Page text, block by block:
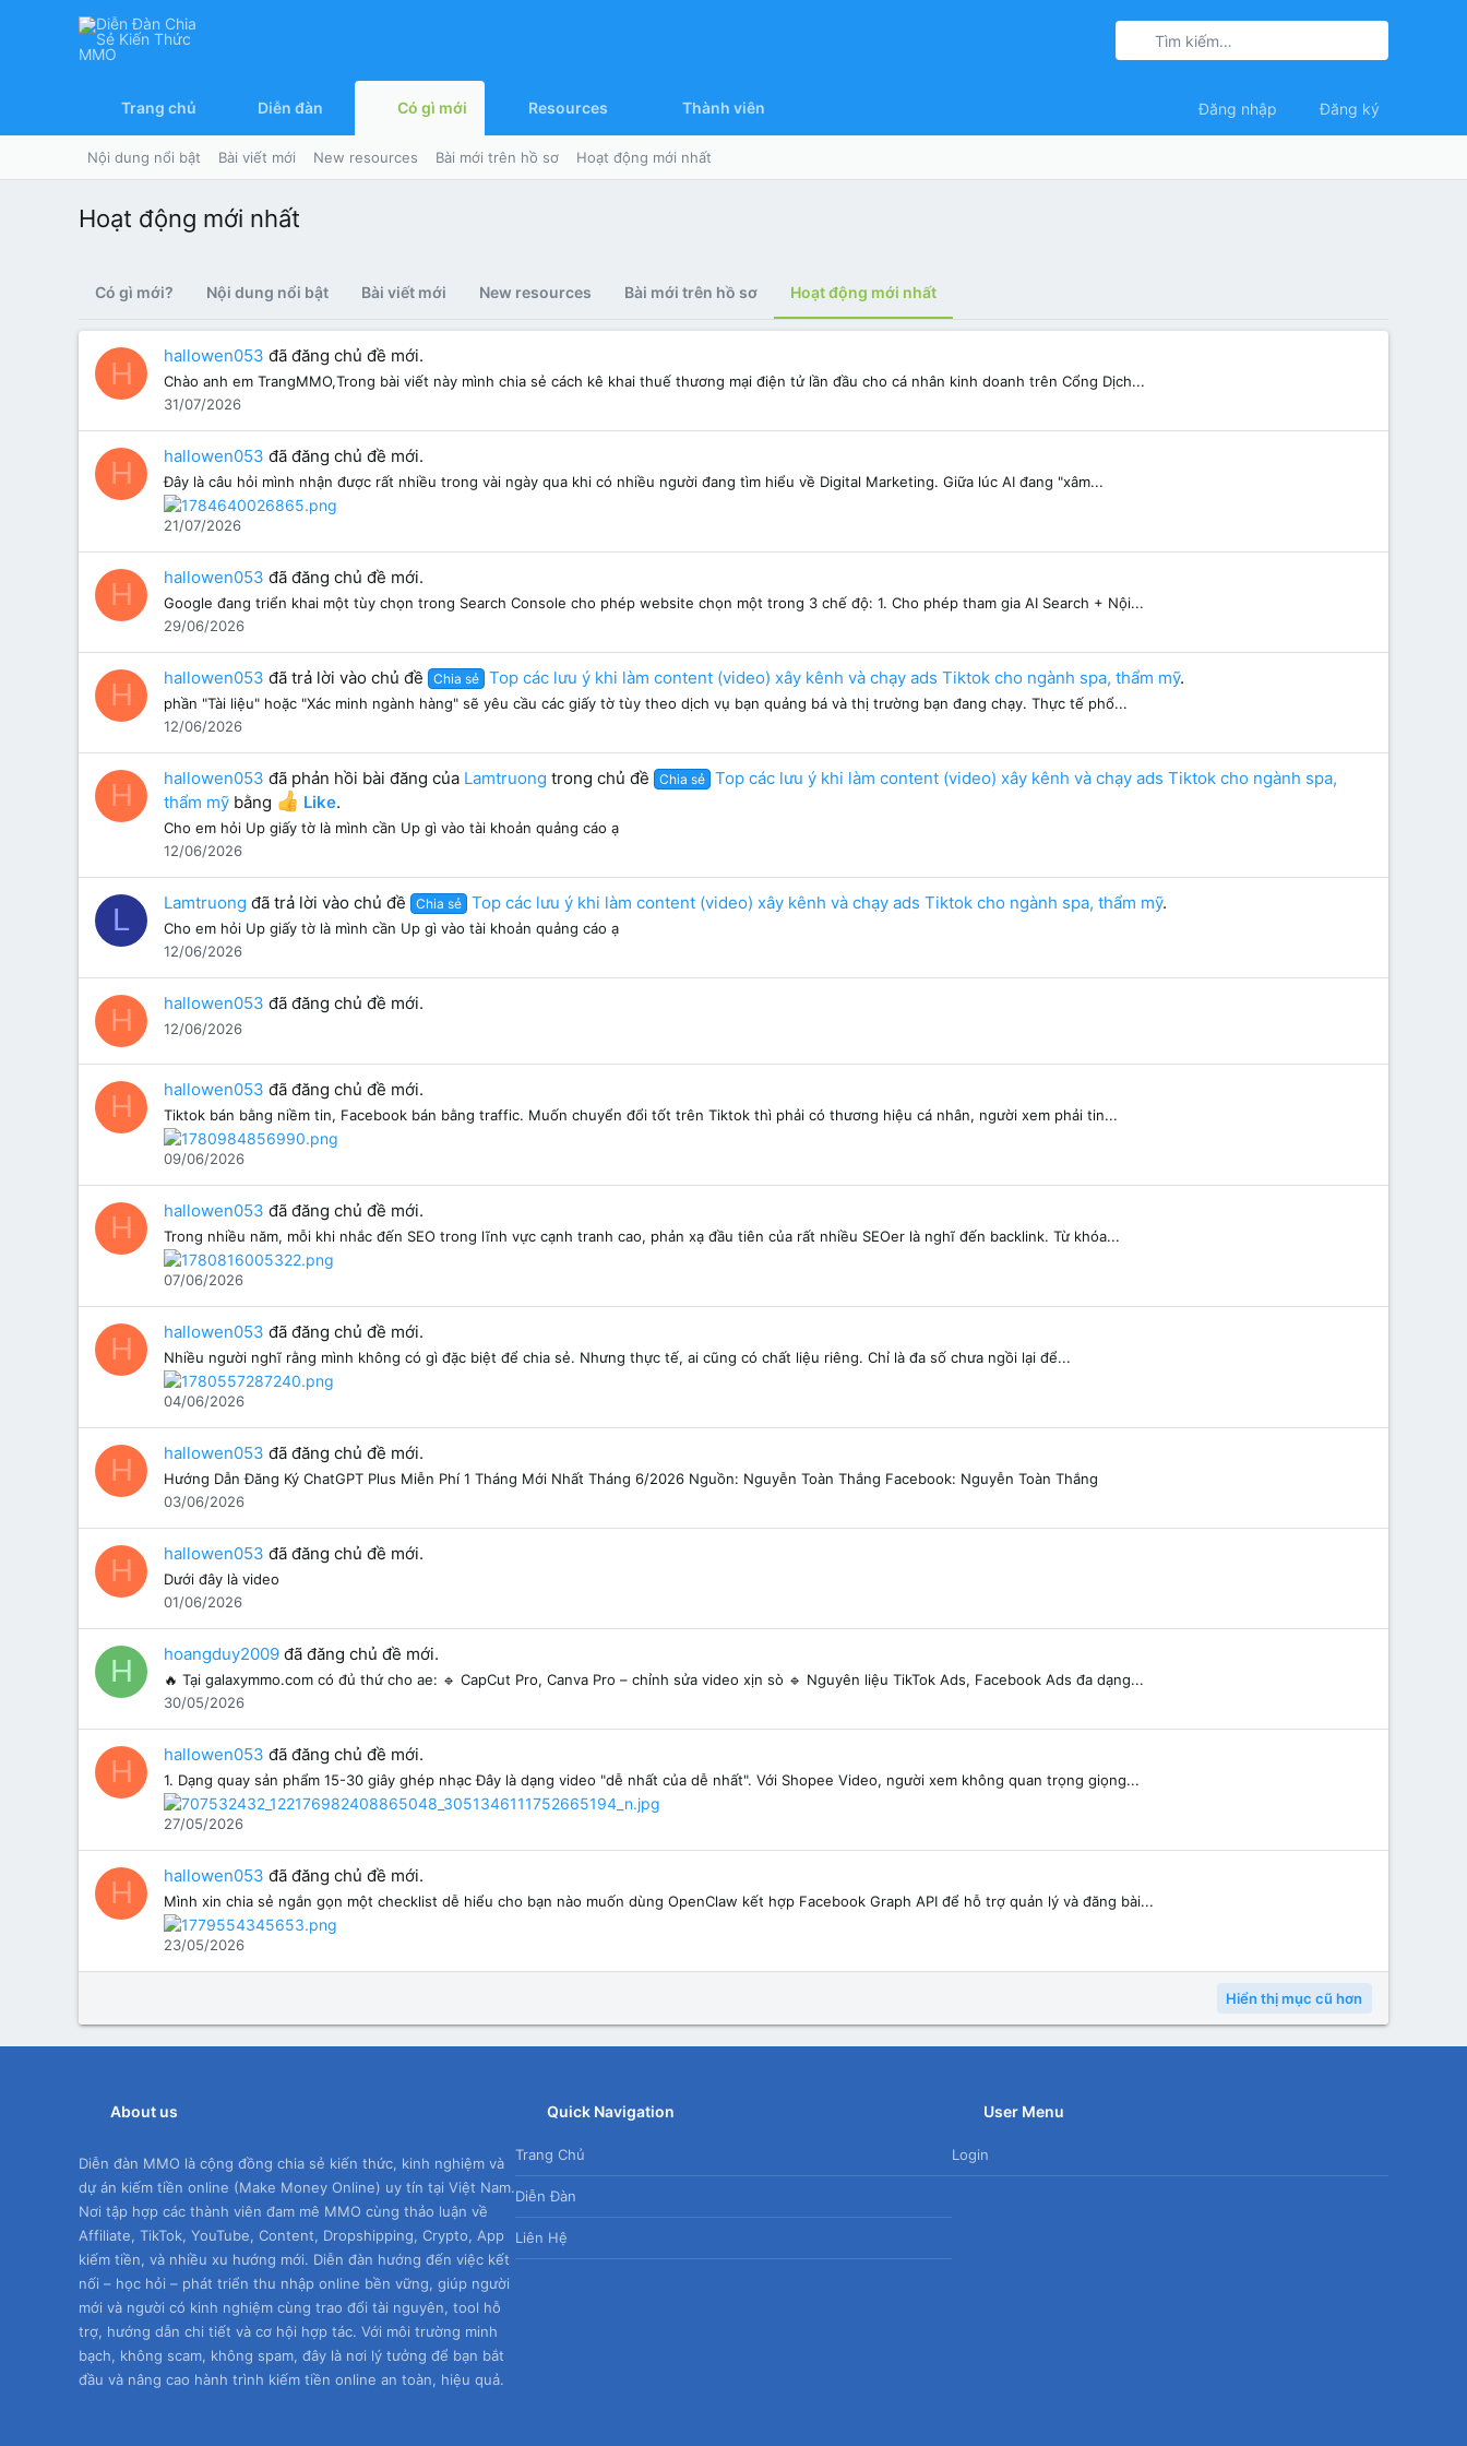
Trang chủ Diễn đàn Có gì mới Resources Thành viên Đăng nhập Đăng ký
Nội dung nổi bật Bài viết mới New resources Bài mới trên hồ sơ Hoạt động mới nhất
Hoạt động mới nhất
Có gì mới? Nội dung nổi bật Bài viết mới New resources Bài mới trên hồ sơ Hoạt động mới nhất
H hallowen053 đã đăng chủ đề mới.
Chào anh em TrangMMO,Trong bài viết này mình chia sẻ cách kê khai thuế thương mại điện tử lần đầu cho cá nhân kinh doanh trên Cổng Dịch...
31/07/2026
H hallowen053 đã đăng chủ đề mới.
Đây là câu hỏi mình nhận được rất nhiều trong vài ngày qua khi có nhiều người đang tìm hiểu về Digital Marketing. Giữa lúc AI đang "xâm...
21/07/2026
H hallowen053 đã đăng chủ đề mới.
Google đang triển khai một tùy chọn trong Search Console cho phép website chọn một trong 3 chế độ: 1. Cho phép tham gia AI Search + Nội...
29/06/2026
H hallowen053 đã trả lời vào chủ đề Chia sẻ Top các lưu ý khi làm content (video) xây kênh và chạy ads Tiktok cho ngành spa, thẩm mỹ.
phần "Tài liệu" hoặc "Xác minh ngành hàng" sẽ yêu cầu các giấy tờ tùy theo dịch vụ bạn quảng bá và thị trường bạn đang chạy. Thực tế phổ...
12/06/2026
H hallowen053 đã phản hồi bài đăng của Lamtruong trong chủ đề Chia sẻ
Top các lưu ý khi làm content (video) xây kênh và chạy ads Tiktok cho ngành spa,
thẩm mỹ bằng Like.
Cho em hỏi Up giấy tờ là mình cần Up gì vào tài khoản quảng cáo ạ
12/06/2026
L Lamtruong đã trả lời vào chủ đề Chia sẻ Top các lưu ý khi làm content (video) xây kênh và chạy ads Tiktok cho ngành spa, thẩm mỹ.
Cho em hỏi Up giấy tờ là mình cần Up gì vào tài khoản quảng cáo ạ
12/06/2026
H hallowen053 đã đăng chủ đề mới.
12/06/2026
H hallowen053 đã đăng chủ đề mới.
Tiktok bán bằng niềm tin, Facebook bán bằng traffic. Muốn chuyển đổi tốt trên Tiktok thì phải có thương hiệu cá nhân, người xem phải tin...
09/06/2026
H hallowen053 đã đăng chủ đề mới.
Trong nhiều năm, mỗi khi nhắc đến SEO trong lĩnh vực cạnh tranh cao, phản xạ đầu tiên của rất nhiều SEOer là nghĩ đến backlink. Từ khóa...
07/06/2026
H hallowen053 đã đăng chủ đề mới.
Nhiều người nghĩ rằng mình không có gì đặc biệt để chia sẻ. Nhưng thực tế, ai cũng có chất liệu riêng. Chỉ là đa số chưa ngồi lại để...
04/06/2026
H hallowen053 đã đăng chủ đề mới.
Hướng Dẫn Đăng Ký ChatGPT Plus Miễn Phí 1 Tháng Mới Nhất Tháng 6/2026 Nguồn: Nguyễn Toàn Thắng Facebook: Nguyễn Toàn Thắng
03/06/2026
H hallowen053 đã đăng chủ đề mới.
Dưới đây là video
01/06/2026
H hoangduy2009 đã đăng chủ đề mới.
🔥 Tại galaxymmo.com có đủ thứ cho ae: 🔹 CapCut Pro, Canva Pro – chỉnh sửa video xịn sò 🔹 Nguyên liệu TikTok Ads, Facebook Ads đa dạng...
30/05/2026
H hallowen053 đã đăng chủ đề mới.
1. Dạng quay sản phẩm 15-30 giây ghép nhạc Đây là dạng video "dễ nhất của dễ nhất". Với Shopee Video, người xem không quan trọng giọng...
27/05/2026
H hallowen053 đã đăng chủ đề mới.
Mình xin chia sẻ ngắn gọn một checklist dễ hiểu cho bạn nào muốn dùng OpenClaw kết hợp Facebook Graph API để hỗ trợ quản lý và đăng bài...
23/05/2026
Hiển thị mục cũ hơn
About us
Diễn đàn MMO là cộng đồng chia sẻ kiến thức, kinh nghiệm và
dự án kiếm tiền online (Make Money Online) uy tín tại Việt Nam.
Nơi tập hợp các thành viên đam mê MMO cùng thảo luận về
Affiliate, TikTok, YouTube, Content, Dropshipping, Crypto, App
kiếm tiền, và nhiều xu hướng mới. Diễn đàn hướng đến việc kết
nối – học hỏi – phát triển thu nhập online bền vững, giúp người
mới và người có kinh nghiệm cùng trao đổi tài nguyên, tool hỗ
trợ, hướng dẫn chi tiết và cơ hội hợp tác. Với môi trường minh
bạch, không scam, không spam, đây là nơi lý tưởng để bạn bắt
đầu và nâng cao hành trình kiếm tiền online an toàn, hiệu quả.
Quick Navigation
Trang Chủ
Diễn Đàn
Liên Hệ
User Menu
Login